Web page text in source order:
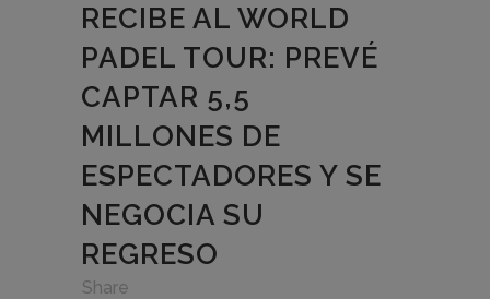
RECIBE AL WORLD
PADEL TOUR: PREVÉ
CAPTAR 5,5
MILLONES DE
ESPECTADORES Y SE
NEGOCIA SU
REGRESO
Share